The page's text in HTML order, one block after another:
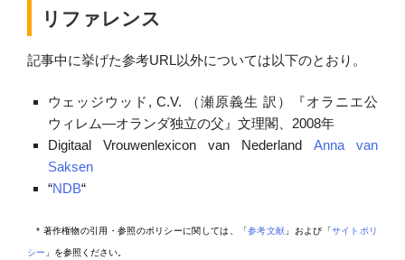
リファレンス
記事中に挙げた参考URL以外については以下のとおり。
ウェッジウッド, C.V. （瀬原義生 訳）『オラニエ公
ウィレム―オランダ独立の父』文理閣、2008年
Digitaal Vrouwenlexicon van Nederland Anna van
Saksen
“NDB“
* 著作権物の引用・参照のポリシーに関しては、「参考文献 」および「サイトポリ
シー 」を参照ください。